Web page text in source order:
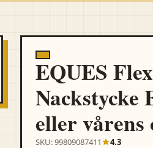
EQUES
Nackstycke
eller vårens
SKU: 99809087411 4.3